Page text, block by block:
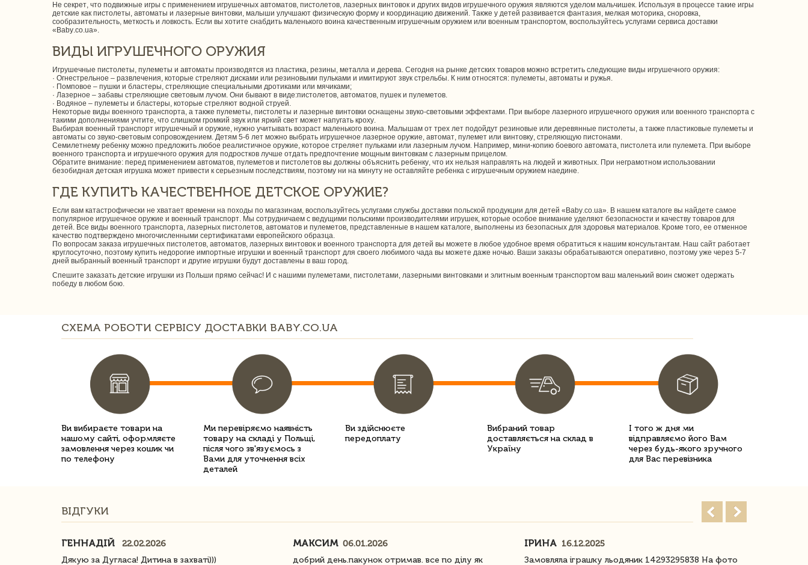
Не секрет, что подвижные игры с применением игрушечных автоматов, пистолетов, лазерных винтовок и других видов игрушечного оружия являются уделом мальчишек. Используя в процессе такие игры
детские как пистолеты, автоматы и лазерные винтовки, малыши улучшают физическую форму и координацию движений. Также у детей развивается фантазия, мелкая моторика, сноровка,
сообразительность, меткость и ловкость. Если вы хотите снабдить маленького воина качественным игрушечным оружием или военным транспортом, воспользуйтесь услугами сервиса доставки
«Baby.co.ua».
ВИДЫ ИГРУШЕЧНОГО ОРУЖИЯ
Игрушечные пистолеты, пулеметы и автоматы производятся из пластика, резины, металла и дерева. Сегодня на рынке детских товаров можно встретить следующие виды игрушечного оружия:
· Огнестрельное – развлечения, которые стреляют дисками или резиновыми пульками и имитируют звук стрельбы. К ним относятся: пулеметы, автоматы и ружья.
· Помповое – пушки и бластеры, стреляющие специальными дротиками или мячиками;
· Лазерное – забавы стреляющие световым лучом. Они бывают в виде:пистолетов, автоматов, пушек и пулеметов.
· Водяное – пулеметы и бластеры, которые стреляют водной струей.
Некоторые виды военного транспорта, а также пулеметы, пистолеты и лазерные винтовки оснащены звуко-световыми эффектами. При выборе лазерного игрушечного оружия или военного транспорта с
такими дополнениями учтите, что слишком громкий звук или яркий свет может напугать кроху.
Выбирая военный транспорт игрушечный и оружие, нужно учитывать возраст маленького воина. Малышам от трех лет подойдут резиновые или деревянные пистолеты, а также пластиковые пулеметы и
автоматы со звуко-световым сопровождением. Детям 5-6 лет можно выбрать игрушечное лазерное оружие, автомат, пулемет или винтовку, стреляющую пистонами.
Семилетнему ребенку можно предложить любое реалистичное оружие, которое стреляет пульками или лазерным лучом. Например, мини-копию боевого автомата, пистолета или пулемета. При выборе
военного транспорта и игрушечного оружия для подростков лучше отдать предпочтение мощным винтовкам с лазерным прицелом.
Обратите внимание: перед применением автоматов, пулеметов и пистолетов вы должны объяснить ребенку, что их нельзя направлять на людей и животных. При неграмотном использовании
безобидная детская игрушка может привести к серьезным последствиям, поэтому ни на минуту не оставляйте ребенка с игрушечным оружием наедине.
ГДЕ КУПИТЬ КАЧЕСТВЕННОЕ ДЕТСКОЕ ОРУЖИЕ?
Если вам катастрофически не хватает времени на походы по магазинам, воспользуйтесь услугами службы доставки польской продукции для детей «Baby.co.ua». В нашем каталоге вы найдете самое
популярное игрушечное оружие и военный транспорт. Мы сотрудничаем с ведущими польскими производителями игрушек, которые особое внимание уделяют безопасности и качеству товаров для
детей. Все виды военного транспорта, лазерных пистолетов, автоматов и пулеметов, представленные в нашем каталоге, выполнены из безопасных для здоровья материалов. Кроме того, ее отменное
качество подтверждено многочисленными сертификатами европейского образца.
По вопросам заказа игрушечных пистолетов, автоматов, лазерных винтовок и военного транспорта для детей вы можете в любое удобное время обратиться к нашим консультантам. Наш сайт работает
круглосуточно, поэтому купить недорогие импортные игрушки и военный транспорт для своего любимого чада вы можете даже ночью. Ваши заказы обрабатываются оперативно, поэтому уже через 5-7
дней выбранный военный транспорт и другие игрушки будут доставлены в ваш город.
Спешите заказать детские игрушки из Польши прямо сейчас! И с нашими пулеметами, пистолетами, лазерными винтовками и элитным военным транспортом ваш маленький воин сможет одержать
победу в любом бою.
СХЕМА РОБОТИ СЕРВІСУ ДОСТАВКИ BABY.CO.UA
Ви вибираєте товари на
нашому сайті, оформляєте
замовлення через кошик чи
по телефону
Ми перевіряємо наявність
товару на складі у Польщі,
після чого зв'язуємось з
Вами для уточнення всіх
деталей
Ви здійснюєте
передоплату
Вибраний товар
доставляється на склад в
Україну
І того ж дня ми
відправляємо його Вам
через будь-якого зручного
для Вас перевізника
ВІДГУКИ
ГЕННАДІЙ
22.02.2026
Дякую за Дугласа! Дитина в захваті)))
МАКСИМ 06.01.2026
добрий день.пакунок отримав. все по ділу як
ІРИНА 16.12.2025
Замовляла іграшку льодяник 14293295838 На фото